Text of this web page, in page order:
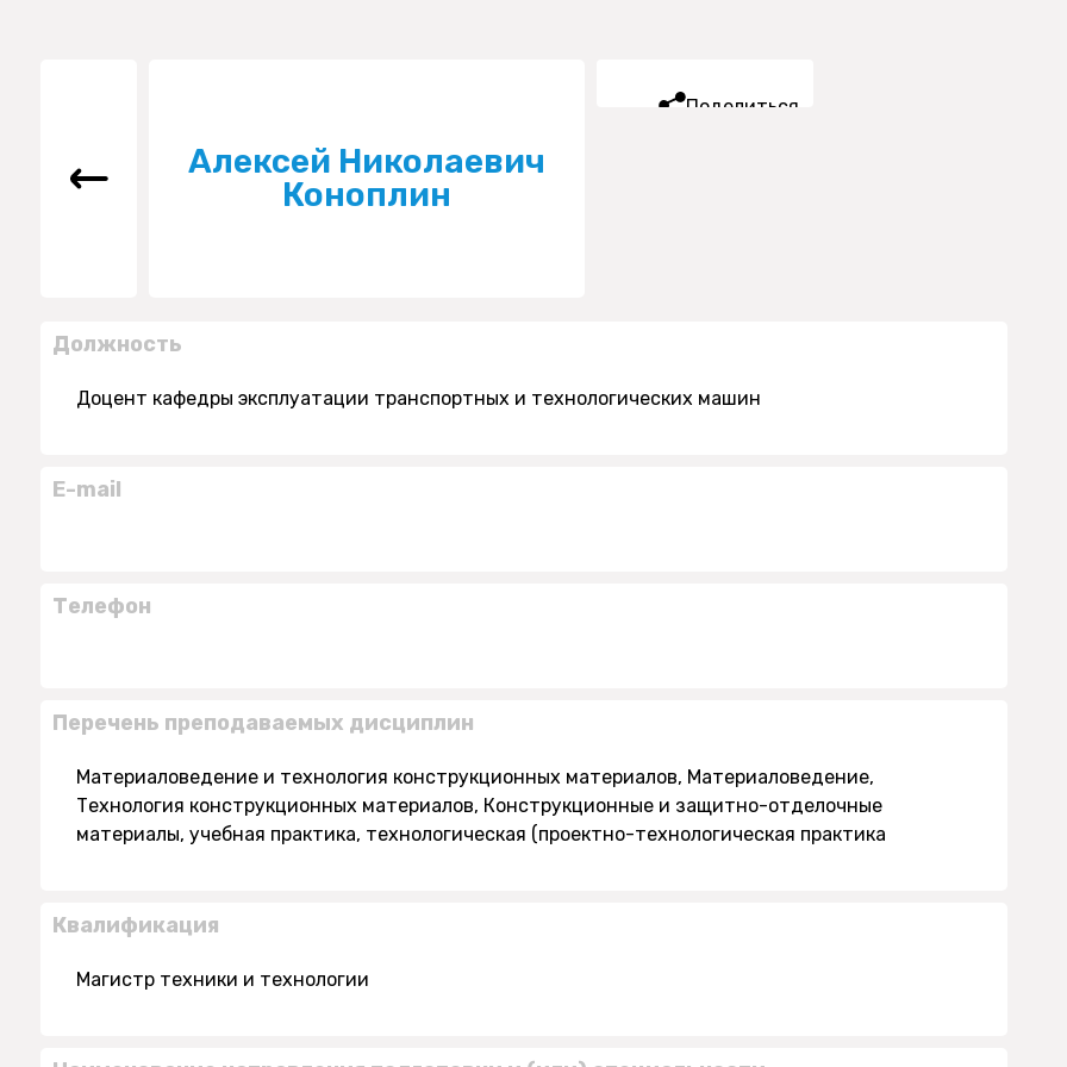
Алексей Николаевич
Коноплин
Поделиться
Должность
Доцент кафедры эксплуатации транспортных и технологических машин
E-mail
Телефон
Перечень преподаваемых дисциплин
Материаловедение и технология конструкционных материалов, Материаловедение,
Технология конструкционных материалов, Конструкционные и защитно-отделочные
материалы, учебная практика, технологическая (проектно-технологическая практика
Квалификация
Магистр техники и технологии